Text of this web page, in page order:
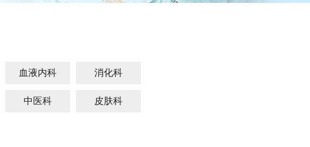
血液内科 消化科
中医科 皮肤科